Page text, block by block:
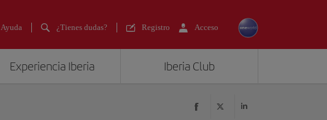
Ayuda ¿Tienes dudas? Registro Acceso
Experiencia Iberia Iberia Club